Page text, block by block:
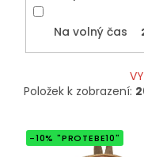
Na volný čas
Položek k zobrazení:
-10% "PROTEBE10"